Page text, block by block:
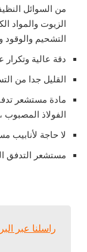
من السوائل
الزيوت والمواد
التشحيم والوقود
دقة عالية وتكرار
القليل جدا من
مادة مستشعر
الفولاذ المصبوب
لا حاجة لأنابيب
مستشعر التدفق
راسلنا عبر